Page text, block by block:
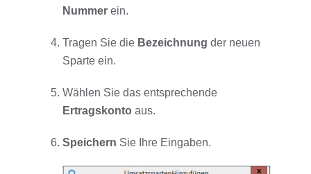
Nummer ein.
Tragen Sie die Bezeichnung der neuen
Sparte ein.
Wählen Sie das entsprechende
Ertragskonto aus.
Speichern Sie Ihre Eingaben.